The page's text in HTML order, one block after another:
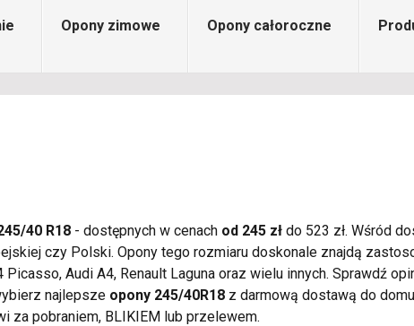
Opony zimowe Opony całoroczne
40 R18 - dostępnych w cenach od 245 zł do 523 zł. Wśród
czy Polski. Opony tego rozmiaru doskonale znajdą
Picasso, Audi A4, Renault Laguna oraz wielu innych. Sprawdź
najlepsze opony 245/40R18 z darmową dostawą do
za pobraniem, BLIKIEM lub przelewem.